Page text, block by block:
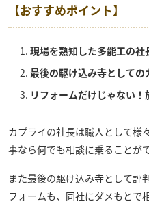
【おすすめポイント】
現場を熟知した多能工の社
最後の駆け込み寺としての
リフォームだけじゃない
カプライの社長は職人として様
事なら何でも相談に乗ることが
また最後の駆け込み寺として評
フォームも、同社にダメもとで